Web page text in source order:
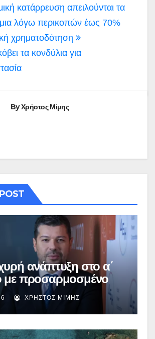
κατάρρευση απειλούνται τα
λόγω περικοπών έως 70%
χρηματοδότηση
τα κονδύλια για
ByΧρήστος Μίμης
ανάπτυξη στο α΄
με προσαρμοσμένο
στα €1,2 δισ.
ΧΡΉΣΤΟΣ ΜΊΜΗΣ